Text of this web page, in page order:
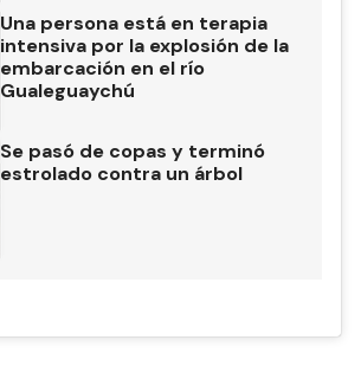
Una persona está en terapia
intensiva por la explosión de la
embarcación en el río
Gualeguaychú
Se pasó de copas y terminó
estrolado contra un árbol